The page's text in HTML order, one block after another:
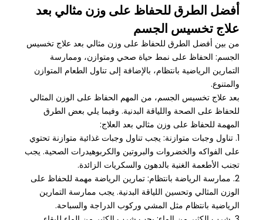
أفضل الطرق للحفاظ على وزن مثالي بعد
علاج تخسيس الجسم
من بين أفضل الطرق للحفاظ على وزن مثالي بعد علاج تخسيس
الجسم: الحفاظ على نمط حياة صحي ومتوازن، وممارسة
التمارين الرياضية بانتظام، بالإضافة إلى تناول الطعام المتوازن
والمتنوع.
بعد علاج تخسيس الجسم، من المهم الحفاظ على الوزن المثالي
للحفاظ على الصحة واللياقة البدنية. وفيما يلي بعض الطرق
المهمة للحفاظ على وزن مثالي بعد العلاج:
1. تناول وجبات متوازنة: يجب تناول وجبات غذائية متوازنة تحتوي
على الفواكه والخضروات والبروتين والكربوهيدرات الصحية. يجب
تجنب الأطعمة الغنية بالدهون والسكريات الزائدة.
2. ممارسة الرياضة بانتظام: تمارين الرياضة مهمة للحفاظ على
الوزن المثالي وتحسين اللياقة البدنية. يجب ممارسة التمارين
الرياضية بانتظام مثل المشي وركوب الدراجة والسباحة.